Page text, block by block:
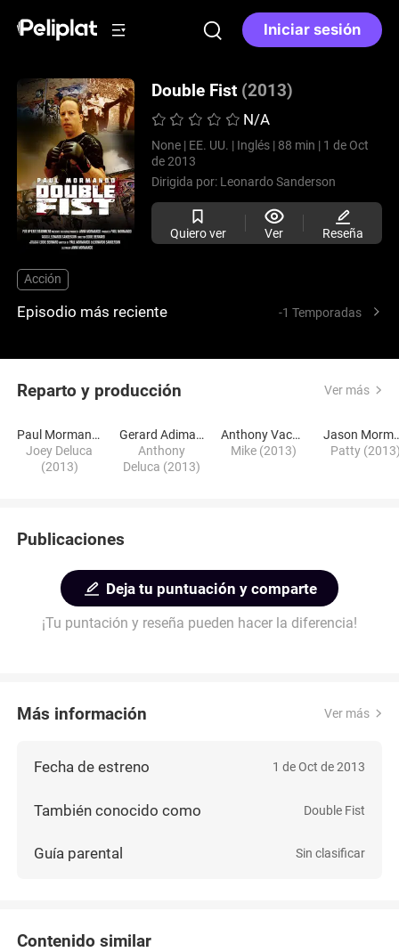
Iniciar sesión
Double Fist (2013)
N/A
None | EE. UU. | Inglés | 88 min | 1 de Oct
de 2013
Dirigida por: Leonardo Sanderson
Quiero ver Ver Reseña
Acción
Episodio más reciente -1 Temporadas
Reparto y producción Ver más
Paul Mormando
Joey Deluca
(2013)
Gerard Adimando
Anthony
Deluca (2013)
Anthony Vaccarella
Mike (2013)
Jason
Patty
Publicaciones
Deja tu puntuación y comparte
¡Tu puntación y reseña pueden hacer la diferencia!
Más información Ver más
Fecha de estreno 1 de Oct de 2013
También conocido como Double Fist
Guía parental Sin clasificar
Contenido similar